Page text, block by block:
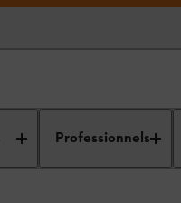
Professionnels